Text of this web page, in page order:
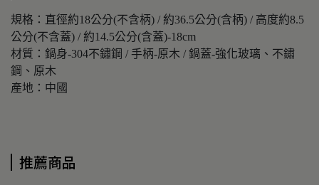
規格：直徑約18公分(不含柄) / 約36.5公分(含柄) / 高度約8.5
公分(不含蓋) / 約14.5公分(含蓋)-18cm
材質：鍋身-304不鏽鋼 / 手柄-原木 / 鍋蓋-強化玻璃、不鏽
鋼、原木
產地：中國
推薦商品